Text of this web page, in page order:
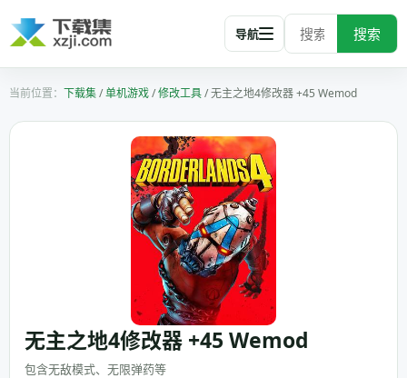
搜索
导航
下载集/单机游戏/修改工具/无主之地4修改器 +45 Wemod
无主之地4修改器 +45 Wemod
包含无敌模式、无限弹药等